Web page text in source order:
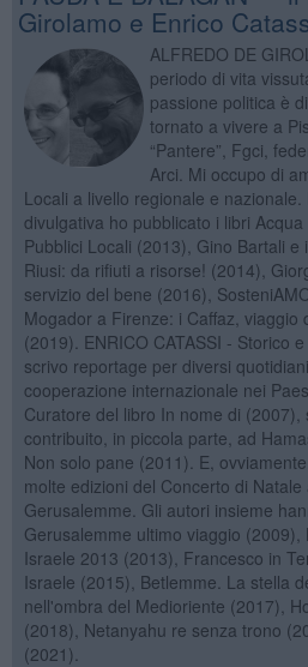
Girolamo e Enrico
ALFREDO DE
periodo di vita
passione politica è
tornato a vivere a
“Pantere”, Fgci,
Arci. Mi occupo di
Locali a livello regionale e
divulgativa ho pubblicato i libri
Pubblici Locali (2013), Gino Bartali e
Riusi: da rifiuti a risorse! (2014),
servizio del bene (2016),
Mogador a Firenze: i Caffaz, viaggio
(2019). ENRICO CATASSI - Storico
scrivo reportage per diversi
cooperazione internazionale nei
Curatore del libro In nome di (2007),
contribuito, in piccola parte, ad
Non solo pane (2011). E,
molte edizioni del Concerto di Natale
Gerusalemme. Gli autori insieme
Gerusalemme ultimo viaggio (2009),
Israele 2013 (2013), Francesco in
Israele (2015), Betlemme. La stella
nell'ombra del Medioriente (2017),
(2018), Netanyahu re senza trono
(2021).